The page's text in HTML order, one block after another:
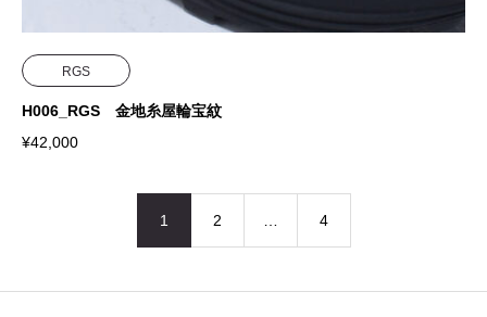
RGS
H006_RGS 金地糸屋輪宝紋
¥42,000
1 2 4